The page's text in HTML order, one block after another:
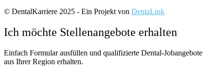
© DentalKarriere 2025 - Ein Projekt von DentaLink
Ich möchte Stellenangebote erhalten
Einfach Formular ausfüllen und qualifizierte Dental-Jobangebote
aus Ihrer Region erhalten.